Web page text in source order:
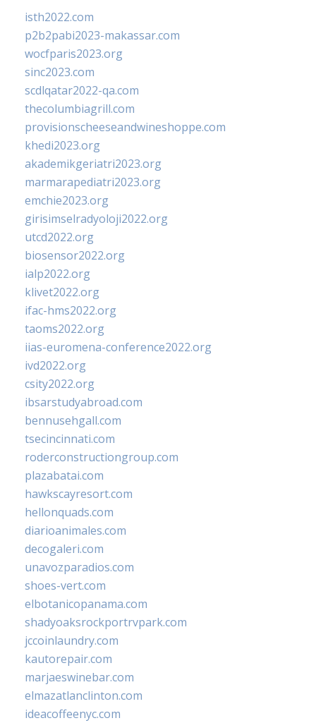
isth2022.com
p2b2pabi2023-makassar.com
wocfparis2023.org
sinc2023.com
scdlqatar2022-qa.com
thecolumbiagrill.com
provisionscheeseandwineshoppe.com
khedi2023.org
akademikgeriatri2023.org
marmarapediatri2023.org
emchie2023.org
girisimselradyoloji2022.org
utcd2022.org
biosensor2022.org
ialp2022.org
klivet2022.org
ifac-hms2022.org
taoms2022.org
iias-euromena-conference2022.org
ivd2022.org
csity2022.org
ibsarstudyabroad.com
bennusehgall.com
tsecincinnati.com
roderconstructiongroup.com
plazabatai.com
hawkscayresort.com
hellonquads.com
diarioanimales.com
decogaleri.com
unavozparadios.com
shoes-vert.com
elbotanicopanama.com
shadyoaksrockportrvpark.com
jccoinlaundry.com
kautorepair.com
marjaeswinebar.com
elmazatlanclinton.com
ideacoffeenyc.com